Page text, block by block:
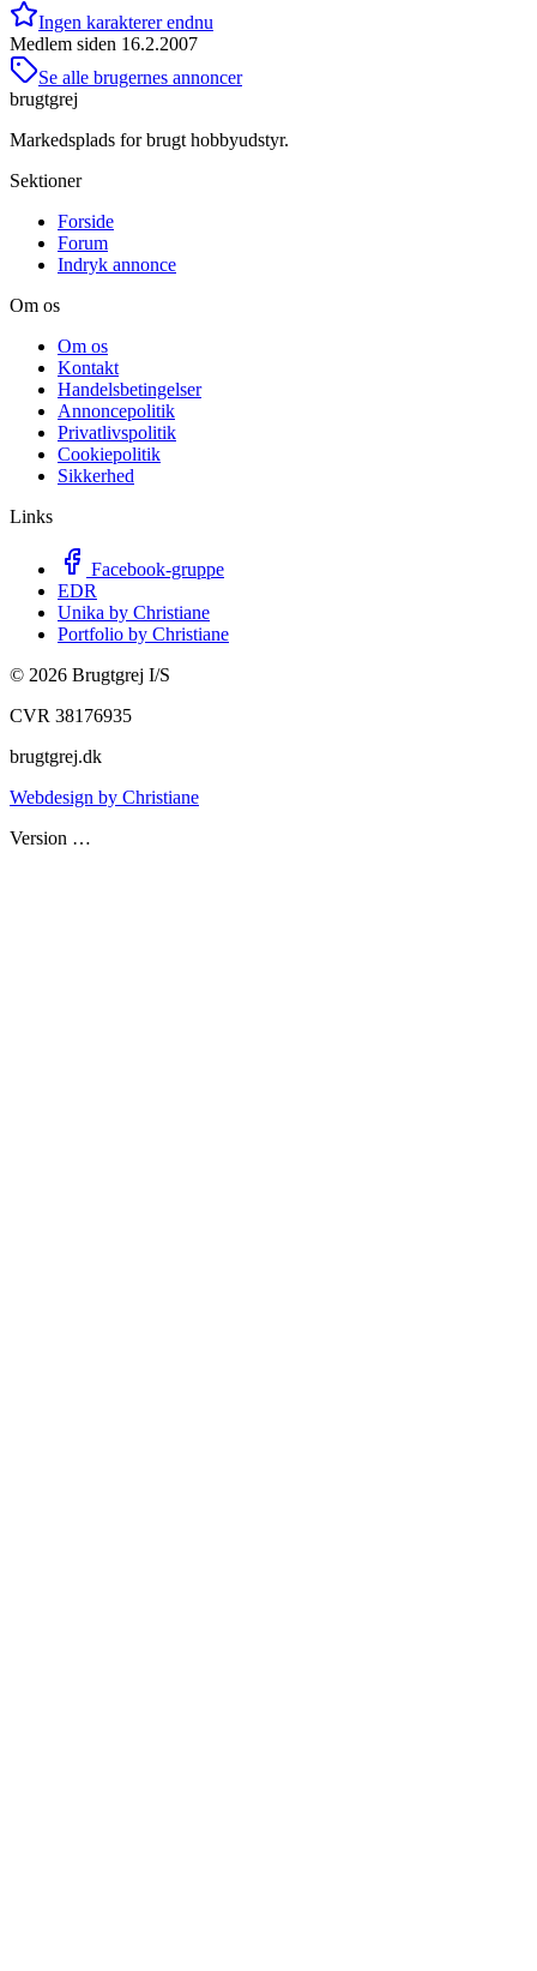
Ingen karakterer endnu
Medlem siden 16.2.2007
Se alle brugernes annoncer
brugtgrej
Markedsplads for brugt hobbyudstyr.
Sektioner
Forside
Forum
Indryk annonce
Om os
Om os
Kontakt
Handelsbetingelser
Annoncepolitik
Privatlivspolitik
Cookiepolitik
Sikkerhed
Links
Facebook-gruppe
EDR
Unika by Christiane
Portfolio by Christiane
© 2026 Brugtgrej I/S
CVR 38176935
brugtgrej.dk
Webdesign by Christiane
Version …